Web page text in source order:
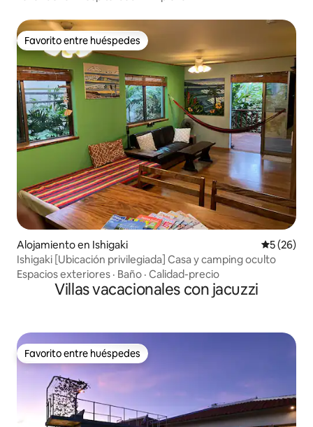
Favorito entre huéspedes
Favorito entre huéspedes
Alojamiento en Ishigaki
5 (26)
Ishigaki [Ubicación privilegiada] Casa y camping oculto
Espacios exteriores · Baño · Calidad-precio
Villas vacacionales con jacuzzi
Favorito entre huéspedes
Favorito entre huéspedes